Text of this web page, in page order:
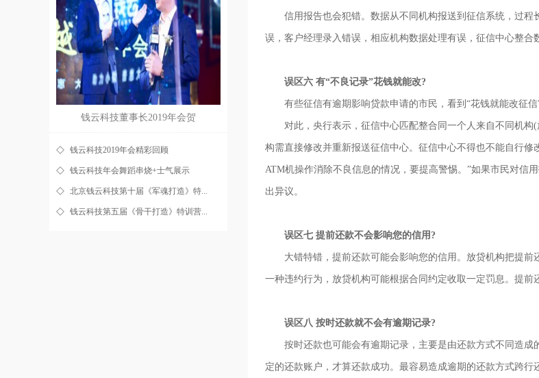
钱云科技董事长2019年会贺
钱云科技2019年会精彩回顾
钱云科技年会舞蹈串烧+士气展示
北京钱云科技第十届《军魂打造》特...
钱云科技第五届《骨干打造》特训营...
信用报告也会犯错。数据从不同机构报送到征信系统，过程
误，客户经理录入错误，相应机构数据处理有误，征信中心整合
误区六 有“不良记录”花钱就能改?
有些征信有逾期影响贷款申请的市民，看到“花钱就能改征信”
对此，央行表示，征信中心匹配整合同一个人来自不同机构(
构需直接修改并重新报送征信中心。征信中心不得也不能自行
ATM机操作消除不良信息的情况，要提高警惕。”如果市民对信
出异议。
误区七 提前还款不会影响您的信用?
大错特错，提前还款可能会影响您的信用。放贷机构把提前
一种违约行为，放贷机构可能根据合同约定收取一定罚息。提
误区八 按时还款就不会有逾期记录?
按时还款也可能会有逾期记录，主要是由还款方式不同造成
定的还款账户，才算还款成功。最容易造成逾期的还款方式跨